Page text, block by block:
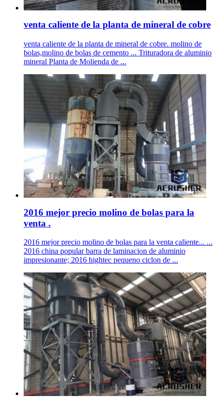
venta caliente de la planta de mineral de cobre
venta caliente de la planta de mineral de cobre. molino de
bolas,molino de bolas de cemento ... Trituradora de aluminio
mineral Planta de Molienda de ...
2016 mejor precio molino de bolas para la
venta .
2016 mejor precio molino de bolas para la venta caliente... ...
2016 china popular barra de laminacion de aluminio
impresionante; 2016 hightec pequeno ciclon de ...